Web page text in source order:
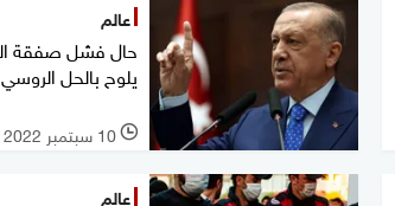
عالم
يلوح بالحل الروسي
l 10 سبتمبر 2022
عالم